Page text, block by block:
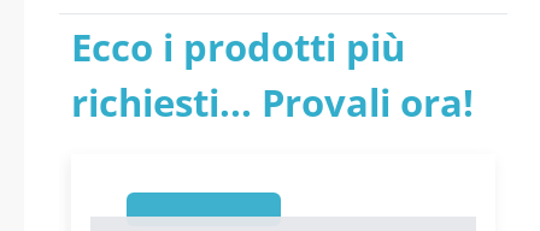
Ecco i prodotti più
richiesti... Provali ora!